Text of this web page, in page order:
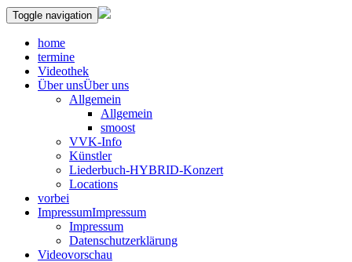
Toggle navigation
home
termine
Videothek
Über unsÜber uns
Allgemein
Allgemein
smoost
VVK-Info
Künstler
Liederbuch-HYBRID-Konzert
Locations
vorbei
ImpressumImpressum
Impressum
Datenschutzerklärung
Videovorschau